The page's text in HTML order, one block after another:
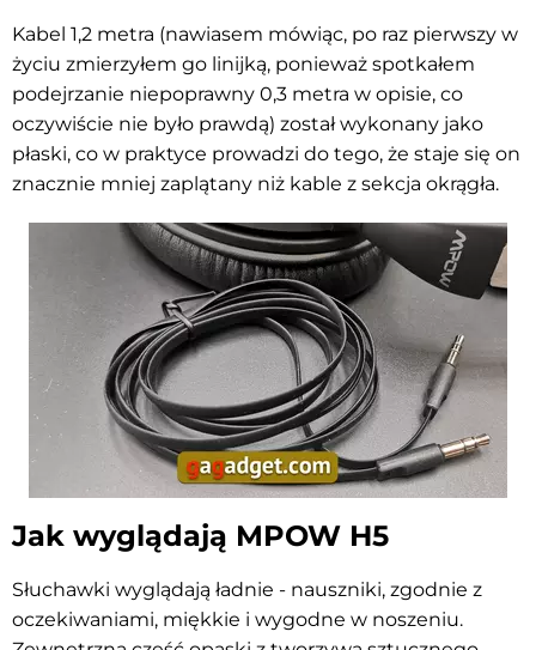
Kabel 1,2 metra (nawiasem mówiąc, po raz pierwszy w
życiu zmierzyłem go linijką, ponieważ spotkałem
podejrzanie niepoprawny 0,3 metra w opisie, co
oczywiście nie było prawdą) został wykonany jako
płaski, co w praktyce prowadzi do tego, że staje się on
znacznie mniej zaplątany niż kable z sekcja okrągła.
Jak wyglądają MPOW H5
Słuchawki wyglądają ładnie - nauszniki, zgodnie z
oczekiwaniami, miękkie i wygodne w noszeniu.